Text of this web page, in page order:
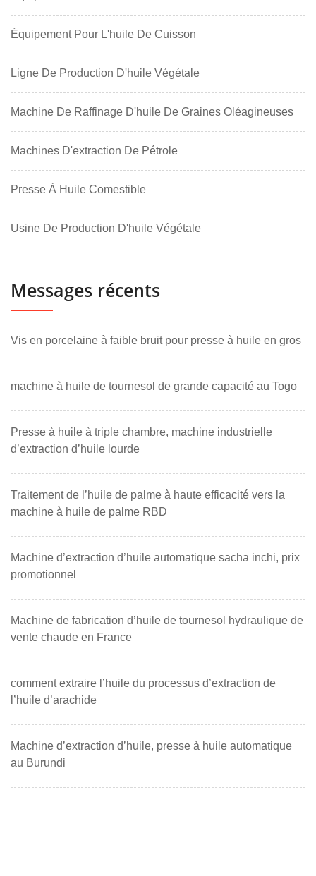
Équipement Pour L'huile De Cuisson
Ligne De Production D'huile Végétale
Machine De Raffinage D'huile De Graines Oléagineuses
Machines D'extraction De Pétrole
Presse À Huile Comestible
Usine De Production D'huile Végétale
Messages récents
Vis en porcelaine à faible bruit pour presse à huile en gros
machine à huile de tournesol de grande capacité au Togo
Presse à huile à triple chambre, machine industrielle
d’extraction d’huile lourde
Traitement de l’huile de palme à haute efficacité vers la
machine à huile de palme RBD
Machine d’extraction d’huile automatique sacha inchi, prix
promotionnel
Machine de fabrication d’huile de tournesol hydraulique de
vente chaude en France
comment extraire l’huile du processus d’extraction de
l’huile d’arachide
Machine d’extraction d’huile, presse à huile automatique
au Burundi